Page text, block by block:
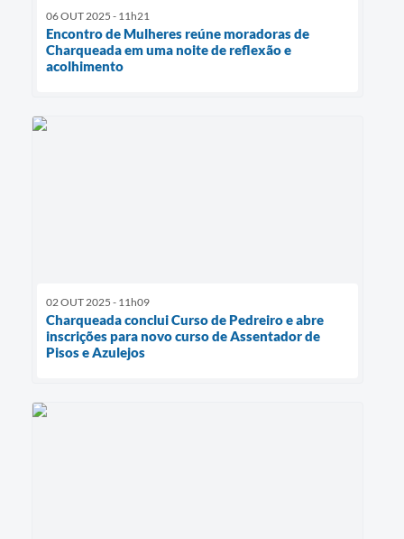
06 OUT 2025 - 11h21
Encontro de Mulheres reúne moradoras de
Charqueada em uma noite de reflexão e
acolhimento
02 OUT 2025 - 11h09
Charqueada conclui Curso de Pedreiro e abre
inscrições para novo curso de Assentador de
Pisos e Azulejos